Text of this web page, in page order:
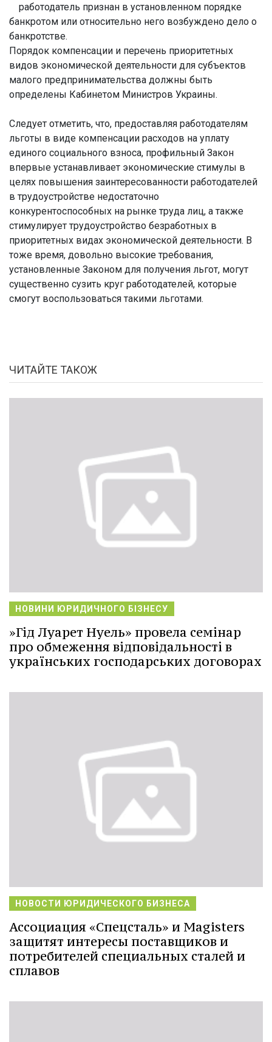
работодатель признан в установленном порядке
банкротом или относительно него возбуждено дело о
банкротстве.
Порядок компенсации и перечень приоритетных
видов экономической деятельности для субъектов
малого предпринимательства должны быть
определены Кабинетом Министров Украины.
Следует отметить, что, предоставляя работодателям
льготы в виде компенсации расходов на уплату
единого социального взноса, профильный Закон
впервые устанавливает экономические стимулы в
целях повышения заинтересованности работодателей
в трудоустройстве недостаточно
конкурентоспособных на рынке труда лиц, а также
стимулирует трудоустройство безработных в
приоритетных видах экономической деятельности. В
тоже время, довольно высокие требования,
установленные Законом для получения льгот, могут
существенно сузить круг работодателей, которые
смогут воспользоваться такими льготами.
ЧИТАЙТЕ ТАКОЖ
НОВИНИ ЮРИДИЧНОГО БІЗНЕСУ
»Гід Луарет Нуель» провела семінар
про обмеження відповідальності в
українських господарських договорах
НОВОСТИ ЮРИДИЧЕСКОГО БИЗНЕСА
Ассоциация «Спецсталь» и Magisters
защитят интересы поставщиков и
потребителей специальных сталей и
сплавов